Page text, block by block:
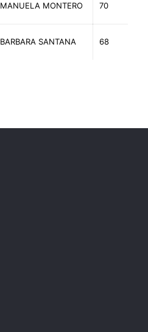
MANUELA MONTERO 70
BARBARA SANTANA 68